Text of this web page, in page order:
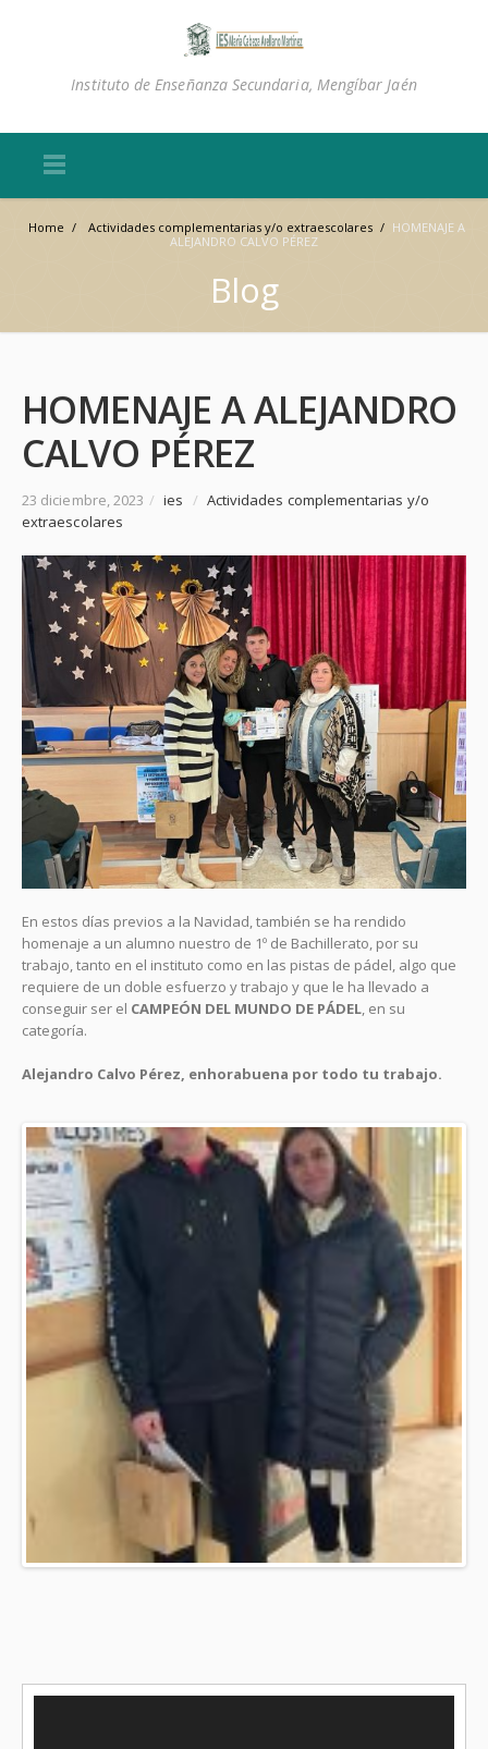
Instituto de Enseñanza Secundaria, Mengíbar Jaén
Home / Actividades complementarias y/o extraescolares / HOMENAJE A
ALEJANDRO CALVO PÉREZ
Blog
HOMENAJE A ALEJANDRO
CALVO PÉREZ
23 diciembre, 2023 / ies / Actividades complementarias y/o
extraescolares
En estos días previos a la Navidad, también se ha rendido
homenaje a un alumno nuestro de 1º de Bachillerato, por su
trabajo, tanto en el instituto como en las pistas de pádel, algo que
requiere de un doble esfuerzo y trabajo y que le ha llevado a
conseguir ser el CAMPEÓN DEL MUNDO DE PÁDEL, en su
categoría.
Alejandro Calvo Pérez, enhorabuena por todo tu trabajo.